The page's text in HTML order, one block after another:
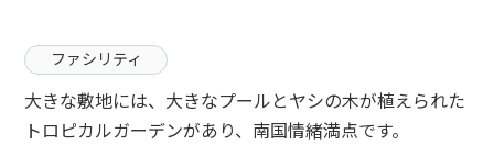
ファシリティ
大きな敷地には、大きなプールとヤシの木が植えられた
トロピカルガーデンがあり、南国情緒満点です。